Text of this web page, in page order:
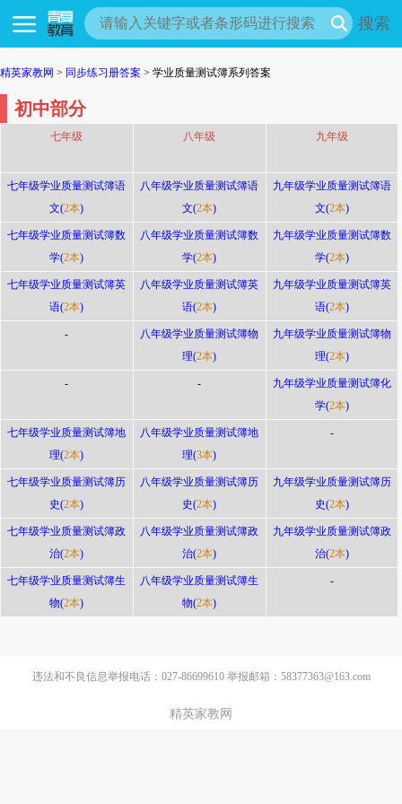
搜索
精英家教网 > 同步练习册答案 > 学业质量测试簿系列答案
初中部分
七年级
七年级学业质量测试簿语
文(2本)
七年级学业质量测试簿数
学(2本)
七年级学业质量测试簿英
语(2本)
-
-
七年级学业质量测试簿地
理(2本)
七年级学业质量测试簿历
史(2本)
七年级学业质量测试簿政
治(2本)
七年级学业质量测试簿生
物(2本)
八年级
八年级学业质量测试簿语
文(2本)
八年级学业质量测试簿数
学(2本)
八年级学业质量测试簿英
语(2本)
八年级学业质量测试簿物
理(2本)
-
八年级学业质量测试簿地
理(3本)
八年级学业质量测试簿历
史(2本)
八年级学业质量测试簿政
治(2本)
八年级学业质量测试簿生
物(2本)
九年级
九年级学业质量测试簿语
文(2本)
九年级学业质量测试簿数
学(2本)
九年级学业质量测试簿英
语(2本)
九年级学业质量测试簿物
理(2本)
九年级学业质量测试簿化
学(2本)
-
九年级学业质量测试簿历
史(2本)
九年级学业质量测试簿政
治(2本)
-
违法和不良信息举报电话：027-86699610 举报邮箱：58377363@163.com
精英家教网